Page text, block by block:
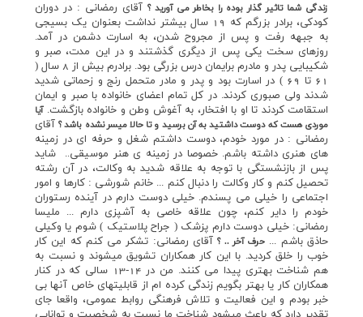
زندگي شما تاثير گذار بوده را بخاطر مي آوريد ؟ آقاي رمضاني : در دوران
کودکي، برادر بزرگم که 19 سال بيشتر نداشت بعنوان يک بسيجي
به جبهه رفت و پس از مجروح شدن، به اسارت دشمن در آمد.
روزهاي سخت يکي پس از ديگري گذشتند و در اين مدت، صبر و
شکيبايي پدر و مادرم برايمان درس بزرگي بود. برادرم بيش از 8 سال (
61 تا 69 ) در اسارت بود و پدر و مادر متحمل رنج و زحماتي شديد
شدند ولي صبوري کردند. در کل تمام اعضاي خانواده با صبر و ايمان
استقامت کردند تا او با افتخار، به آغوش وطن و خانواده بازگشت.آيا
موردي هست که دوست داشتيد به آن برسيد و تا حالا ميسر نشده باشد ؟آقاي
رمضاني : در مورد خودم، دوست داشتم شغل و حرفه اي در زمينه
هاي هنري داشته باشم. خصوصا در زمينه ي هنر موسيقي.. شايد
پس از بازنشستگي با توجه به علاقه شديد به وکالت، در آن رشته
تحصيل کنم و کار وکالت را دنبال کنم ... خانم شورشي : کارها و امور
اجتماعي را خيلي مي پسندم. خيلي دوست دارم در آينده رستوران
خودم را داير کنم، چون علاقه خاصي به آشپزي دارم ... مليسا
رمضاني: خيلي دوست دارم پزشک ( جراح پلاستيک ) شوم يا وکيلي
حاذق باشم ... حرف آخر .. ؟آقاي رمضاني: تشکر مي کنم که اين کار
خوب را خلق کرديد. با اين کار همکاران تشويق ميشوند و نسبت به
هم شناخت بهتري پيدا مي کنند. من در 14-13 سالي که در کنار
همکاران کار يا بهتر بگويم زندگي کرده ام از قابليتهاي خاص آنها بي
خبر بودم و اين فعاليت و تلاش فرهنگي روابط عمومي، واقعا جاي